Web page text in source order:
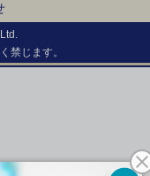
禁じます。